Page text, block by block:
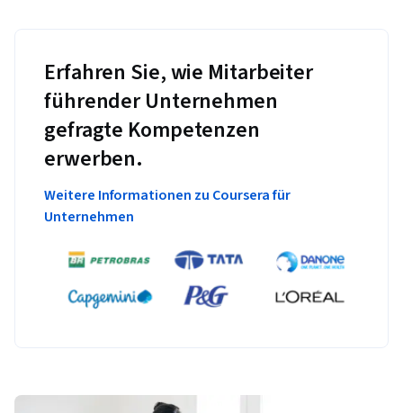
Erfahren Sie, wie Mitarbeiter
führender Unternehmen
gefragte Kompetenzen
erwerben.
Weitere Informationen zu Coursera für
Unternehmen